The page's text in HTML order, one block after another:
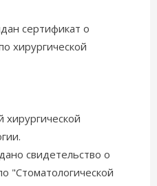
сертификат о
хирургической
хирургической
свидетельство о
"Стоматологической